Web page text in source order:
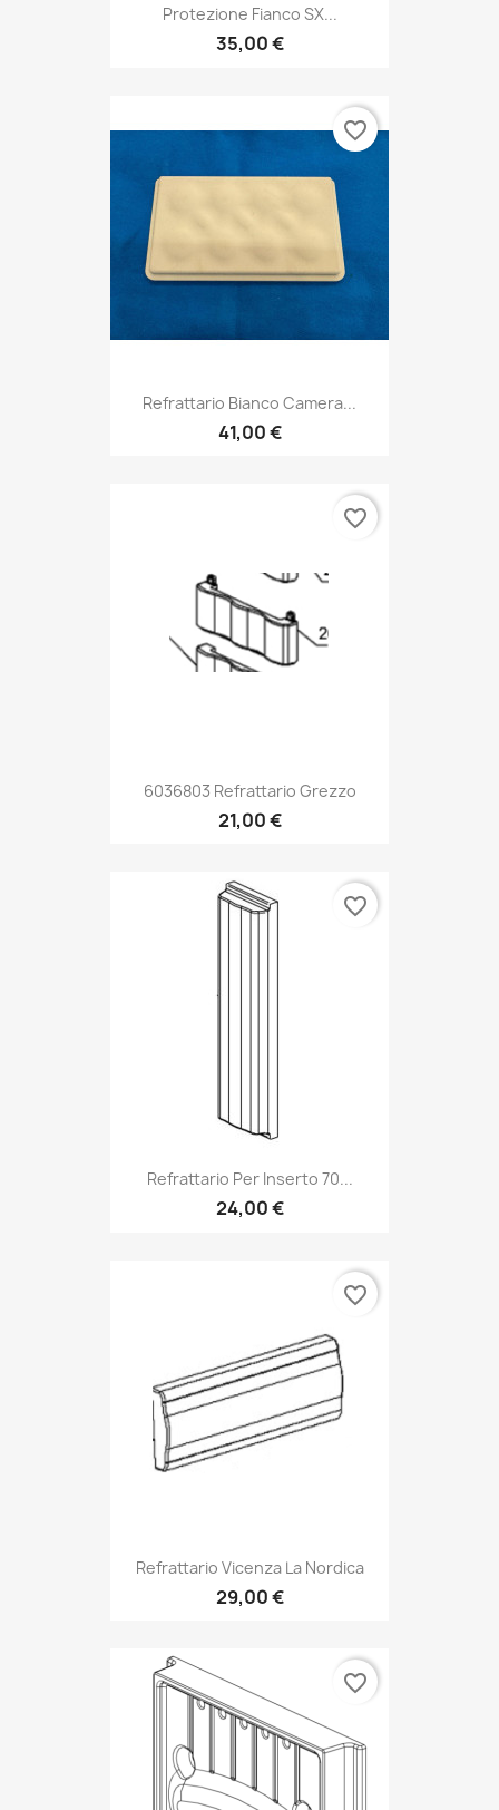
Protezione Fianco SX...
35,00 €
Refrattario Bianco Camera...
41,00 €
favorite_border
6036803 Refrattario Grezzo
21,00 €
favorite_border
Refrattario Per Inserto 70...
24,00 €
favorite_border
Refrattario Vicenza La Nordica
29,00 €
favorite_border
favorite_border